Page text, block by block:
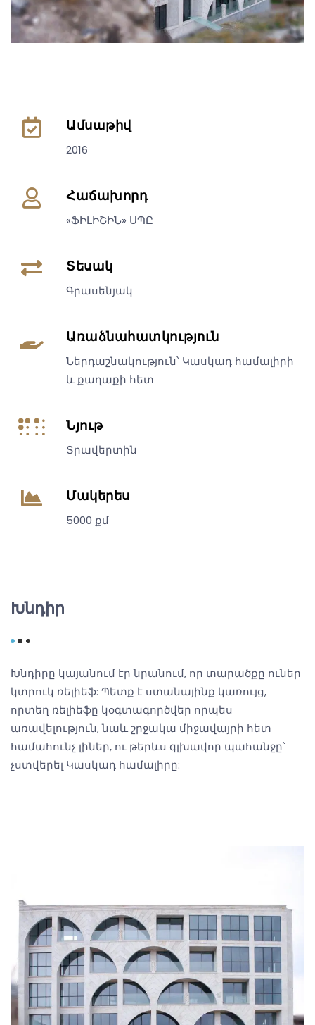
Ամսաթիվ
2016
Հաճախորդ
«ՖԻԼԻՇԻՆ» ՍՊԸ
Տեսակ
Գրասենյակ
Առաձնահատկություն
Ներդաշնակություն՝ Կասկադ համալիրի
և քաղաքի հետ
Նյութ
Տրավերտին
Մակերես
5000 քմ
Խնդիր
Խնդիրը կայանում էր նրանում, որ տարածքը ուներ
կտրուկ ռելիեֆ: Պետք է ստանայինք կառույց,
որտեղ ռելիեֆը կօգտագործվեր որպես
առավելություն, նաև շրջակա միջավայրի հետ
համահունչ լիներ, ու թերևս գլխավոր պահանջը՝
չստվերել Կասկադ համալիրը: